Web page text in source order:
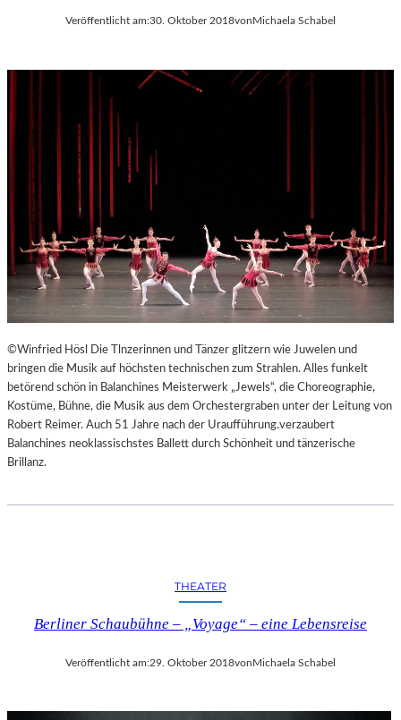
Veröffentlicht am:30. Oktober 2018von Michaela Schabel
©Winfried Hösl Die Tlnzerinnen und Tänzer glitzern wie Juwelen und
bringen die Musik auf höchsten technischen zum Strahlen. Alles funkelt
betörend schön in Balanchines Meisterwerk „Jewels“, die Choreographie,
Kostüme, Bühne, die Musik aus dem Orchestergraben unter der Leitung von
Robert Reimer. Auch 51 Jahre nach der Uraufführung.verzaubert
Balanchines neoklassischstes Ballett durch Schönheit und tänzerische
Brillanz.
THEATER
Berliner Schaubühne – „Voyage“ – eine Lebensreise
Veröffentlicht am:29. Oktober 2018von Michaela Schabel